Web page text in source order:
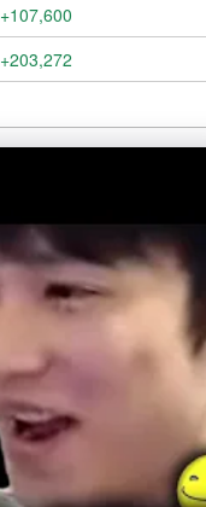
+107,600
+203,272